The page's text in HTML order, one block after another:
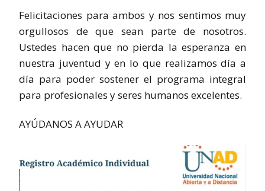
Felicitaciones para ambos y nos sentimos muy
orgullosos de que sean parte de nosotros.
Ustedes hacen que no pierda la esperanza en
nuestra juventud y en lo que realizamos día a
día para poder sostener el programa integral
para profesionales y seres humanos excelentes.
AYÚDANOS A AYUDAR